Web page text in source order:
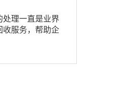
理一直是业界
收服务，帮助企